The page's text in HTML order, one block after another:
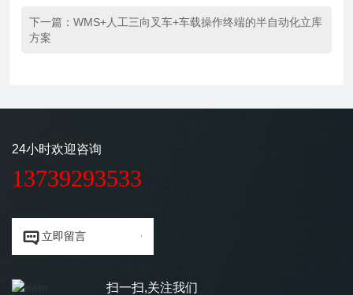
下一篇： WMS+人工三向叉车+车载操作终端的半自动化立库
方案
24小时欢迎咨询
13739293533
 立即留言
扫一扫,关注我们